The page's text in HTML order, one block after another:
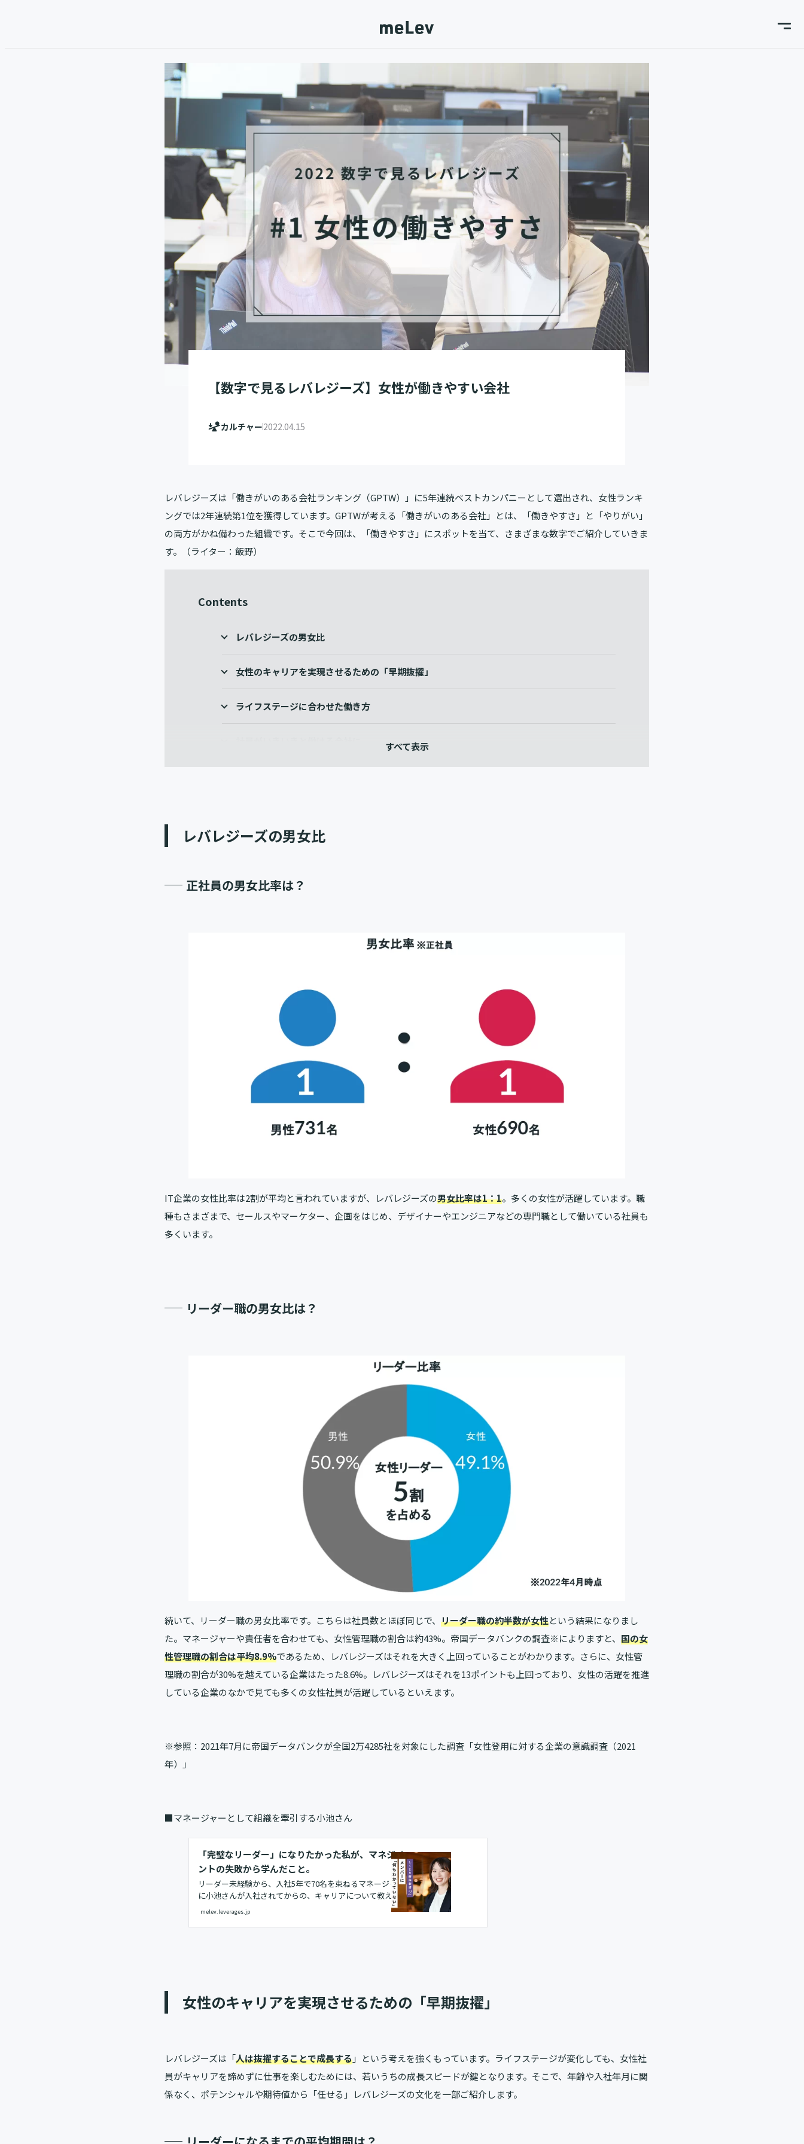
【数字で見るレバレジーズ】女性が働きやすい会社
カルチャー2022.04.15
レバレジーズは「働きがいのある会社ランキング（GPTW）」に5年連続ベストカンパニーとして選出され、女性ランキ
ングでは2年連続第1位を獲得しています。GPTWが考える「働きがいのある会社」とは、「働きやすさ」と「やりがい」
の両方がかね備わった組織です。そこで今回は、「働きやすさ」にスポットを当て、さまざまな数字でご紹介していきま
す。（ライター：飯野）
Contents
レバレジーズの男女比
女性のキャリアを実現させるための「早期抜擢」
ライフステージに合わせた働き方
レバレジーズの男女比
正社員の男女比率は？
IT企業の女性比率は2割が平均と言われていますが、レバレジーズの男女比率は1：1。多くの女性が活躍しています。職
種もさまざまで、セールスやマーケター、企画をはじめ、デザイナーやエンジニアなどの専門職として働いている社員も
多くいます。
リーダー職の男女比は？
続いて、リーダー職の男女比率です。こちらは社員数とほぼ同じで、 リーダー職の約半数が女性という結果になりまし
た。マネージャーや責任者を合わせても、女性管理職の割合は約43%。帝国データバンクの調査※によりますと、 国の女
性管理職の割合は平均8.9%であるため、レバレジーズはそれを大きく上回っていることがわかります。さらに、女性管
理職の割合が30%を越えている企業はたった8.6%。レバレジーズはそれを13ポイントも上回っており、女性の活躍を推進
している企業のなかで見ても多くの女性社員が活躍しているといえます。
※参照：2021年7月に帝国データバンクが全国2万4285社を対象にした調査「女性登用に対する企業の意識調査（2021
年）
」
■マネージャーとして組織を牽引する小池さん
「完璧なリーダー」になりたかった私が、マネジメ
ントの失敗から学んだこと。
リーダー未経験から、入社5年で70名を束ねるマネージャー
に小池さんが入社されてからの、キャリアについて教えて
ください入社後は、IT専門職の人材プラットフォームである
melev.leverages.jp
女性のキャリアを実現させるための「早期抜擢」
レバレジーズは「人は抜擢することで成長する」という考えを強くもっています。ライフステージが変化しても、女性社
員がキャリアを諦めずに仕事を楽しむためには、若いうちの成長スピードが鍵となります。そこで、年齢や入社年月に関
係なく、ポテンシャルや期待値から「任せる」レバレジーズの文化を一部ご紹介します。